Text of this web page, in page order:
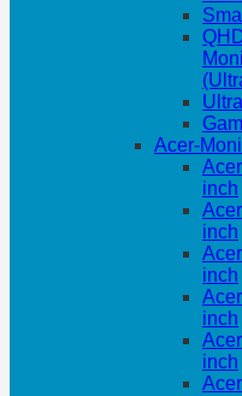
Acer-
inch
inch
inch
inch
inch